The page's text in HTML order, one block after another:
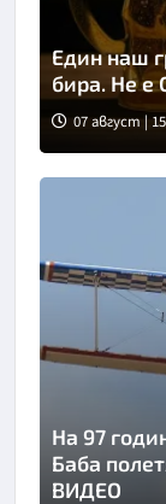
Снимка:
Един наш
бира. Не е
07 август |
На 97
Баба
ВИДЕО